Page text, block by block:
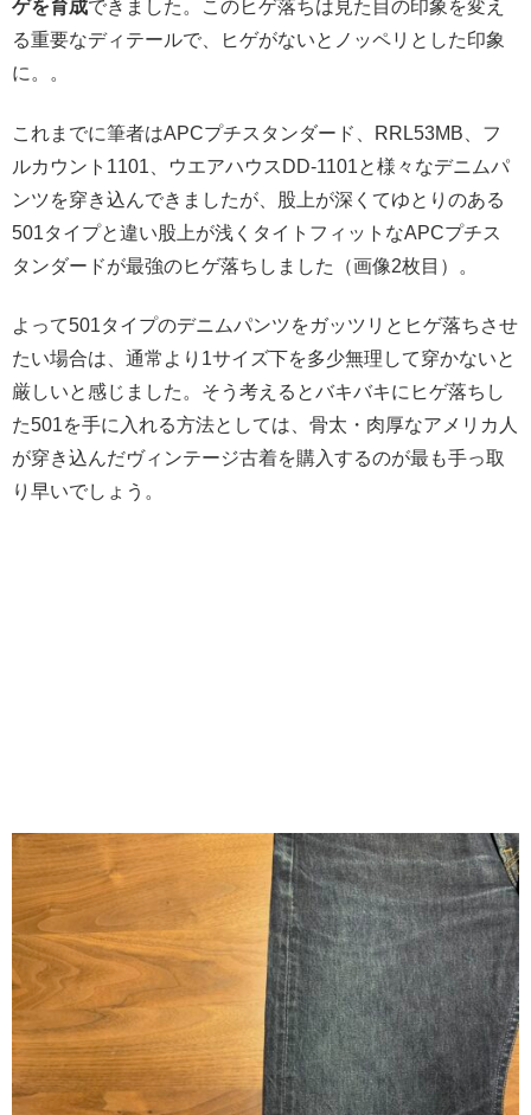
ゲを育成できました。このヒゲ落ちは見た目の印象を変え
る重要なディテールで、ヒゲがないとノッペリとした印象
に。。
これまでに筆者はAPCプチスタンダード、RRL53MB、フ
ルカウント1101、ウエアハウスDD-1101と様々なデニムパ
ンツを穿き込んできましたが、股上が深くてゆとりのある
501タイプと違い股上が浅くタイトフィットなAPCプチス
タンダードが最強のヒゲ落ちしました（画像2枚目）。
よって501タイプのデニムパンツをガッツリとヒゲ落ちさせ
たい場合は、通常より1サイズ下を多少無理して穿かないと
厳しいと感じました。そう考えるとバキバキにヒゲ落ちし
た501を手に入れる方法としては、骨太・肉厚なアメリカ人
が穿き込んだヴィンテージ古着を購入するのが最も手っ取
り早いでしょう。